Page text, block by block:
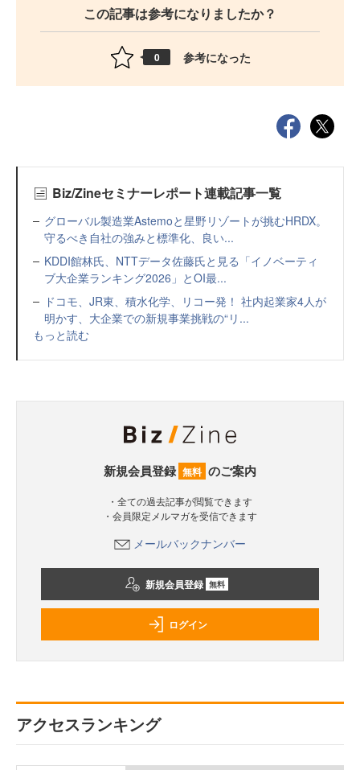
この記事は参考になりましたか？
0 参考になった
Biz/Zineセミナーレポート連載記事一覧
グローバル製造業Astemoと星野リゾートが挑むHRDX。
守るべき自社の強みと標準化、良い...
KDDI館林氏、NTTデータ佐藤氏と見る「イノベーティ
ブ大企業ランキング2026」とOI最...
ドコモ、JR東、積水化学、リコー発！ 社内起業家4人が
明かす、大企業での新規事業挑戦の“リ...
もっと読む
新規会員登録 無料 のご案内
・全ての過去記事が閲覧できます
・会員限定メルマガを受信できます
メールバックナンバー
新規会員登録 無料
ログイン
アクセスランキング